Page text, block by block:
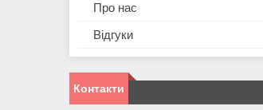
Про нас
Відгуки
Контакти